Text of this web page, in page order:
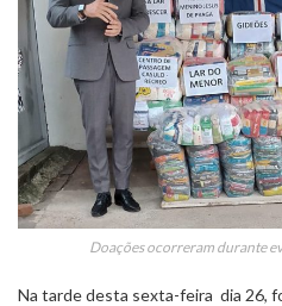
Doações ocorreram durante
Na tarde desta sexta-feira dia 26,